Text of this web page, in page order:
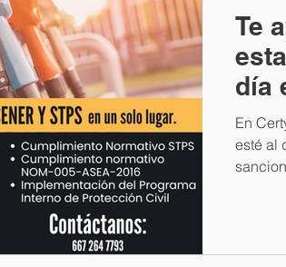
Te
día
En
esté al